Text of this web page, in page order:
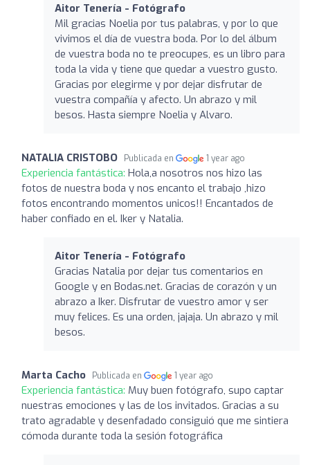
Aitor Tenería - Fotógrafo
Mil gracias Noelia por tus palabras, y por lo que
vivimos el día de vuestra boda. Por lo del álbum
de vuestra boda no te preocupes, es un libro para
toda la vida y tiene que quedar a vuestro gusto.
Gracias por elegirme y por dejar disfrutar de
vuestra compañía y afecto. Un abrazo y mil
besos. Hasta siempre Noelia y Alvaro.
NATALIA CRISTOBO Publicada en 1 year ago
Experiencia fantástica: Hola,a nosotros nos hizo las
fotos de nuestra boda y nos encanto el trabajo ,hizo
fotos encontrando momentos unicos!! Encantados de
haber confiado en el. Iker y Natalia.
Aitor Tenería - Fotógrafo
Gracias Natalia por dejar tus comentarios en
Google y en Bodas.net. Gracias de corazón y un
abrazo a Iker. Disfrutar de vuestro amor y ser
muy felices. Es una orden, jajaja. Un abrazo y mil
besos.
Marta Cacho Publicada en 1 year ago
Experiencia fantástica: Muy buen fotógrafo, supo captar
nuestras emociones y las de los invitados. Gracias a su
trato agradable y desenfadado consiguió que me sintiera
cómoda durante toda la sesión fotográfica